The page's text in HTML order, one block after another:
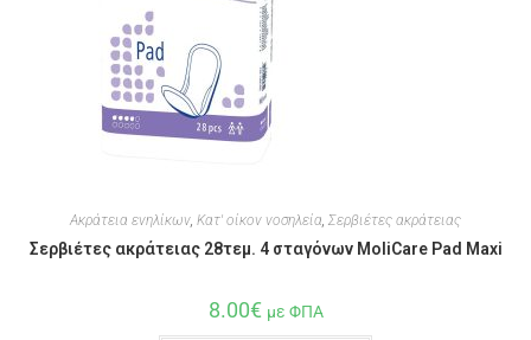
Ακράτεια ενηλίκων Κατ' οίκον νοσηλεία Σερβιέτες ακράτειας
Σερβιέτες ακράτειας 28τεμ. 4 σταγόνων MoliCare Pad Maxi
8.00€ με ΦΠΑ